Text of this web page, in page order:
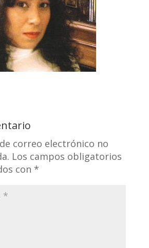
correo electrónico no
Los campos obligatorios
con *